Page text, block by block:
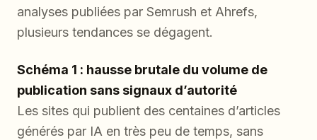
analyses publiées par Semrush et Ahrefs,
plusieurs tendances se dégagent.
Schéma 1 : hausse brutale du volume de
publication sans signaux d’autorité
Les sites qui publient des centaines d’articles
générés par IA en très peu de temps, sans